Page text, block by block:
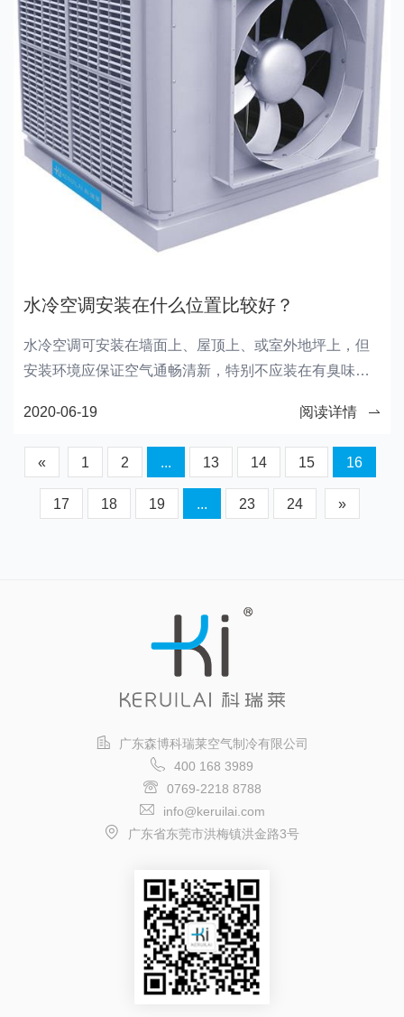
水冷空调安装在什么位置比较好？
水冷空调可安装在墙面上、屋顶上、或室外地坪上，但
安装环境应保证空气通畅清新，特别不应装在有臭味或
2020-06-19
阅读详情
« 1 2 ... 13 14 15 16
17 18 19 ... 23 24 »
广东森博科瑞莱空气制冷有限公司
400 168 3989
0769-2218 8788
info@keruilai.com
广东省东莞市洪梅镇洪金路3号